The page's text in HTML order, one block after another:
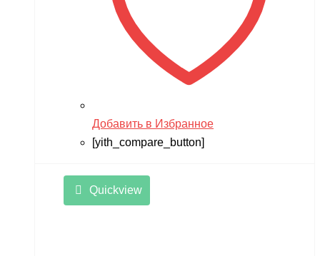
Добавить в Избранное
[yith_compare_button]
Quickview